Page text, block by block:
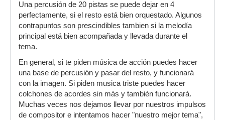
Una percusión de 20 pistas se puede dejar en 4
perfectamente, si el resto está bien orquestado. Algunos
contrapuntos son prescindibles tambien si la melodía
principal está bien acompañada y llevada durante el
tema.
En general, si te piden música de acción puedes hacer
una base de percusión y pasar del resto, y funcionará
con la imagen. Si piden musica triste puedes hacer
colchones de acordes sin más y también funcionará.
Muchas veces nos dejamos llevar por nuestros impulsos
de compositor e intentamos hacer "nuestro mejor tema",